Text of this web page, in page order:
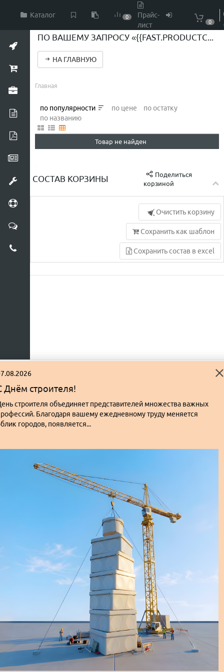
Каталог 0
Прайс-
лист
0
ПО ВАШЕМУ ЗАПРОСУ «{{FAST.PRODUCTCODE}}» НИЧЕГО НЕ НАЙДЕНО...
НА ГЛАВНУЮ
Главная
по популярности по цене
по остатку
по названию
Товар не найден
Днём строителя!
строителя объединяет представителей множества важных
Благодаря вашему ежедневному труду меняется
городов, появляется...
СОСТАВ КОРЗИНЫ
Поделиться
корзиной
Очистить корзину
Сохранить как шаблон
Сохранить состав в excel